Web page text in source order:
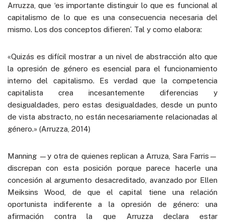
Arruzza, que ‘es importante distinguir lo que es funcional al
capitalismo de lo que es una consecuencia necesaria del
mismo. Los dos conceptos difieren’. Tal y como elabora:
«Quizás es difícil mostrar a un nivel de abstracción alto que
la opresión de género es esencial para el funcionamiento
interno del capitalismo. Es verdad que la competencia
capitalista crea incesantemente diferencias y
desigualdades, pero estas desigualdades, desde un punto
de vista abstracto, no están necesariamente relacionadas al
género.» (Arruzza, 2014)
Manning —y otra de quienes replican a Arruza, Sara Farris—
discrepan con esta posición porque parece hacerle una
concesión al argumento desacreditado, avanzado por Ellen
Meiksins Wood, de que el capital tiene una relación
oportunista indiferente a la opresión de género: una
afirmación contra la que Arruzza declara estar